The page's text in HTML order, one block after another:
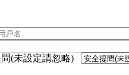
(未設定請忽略)